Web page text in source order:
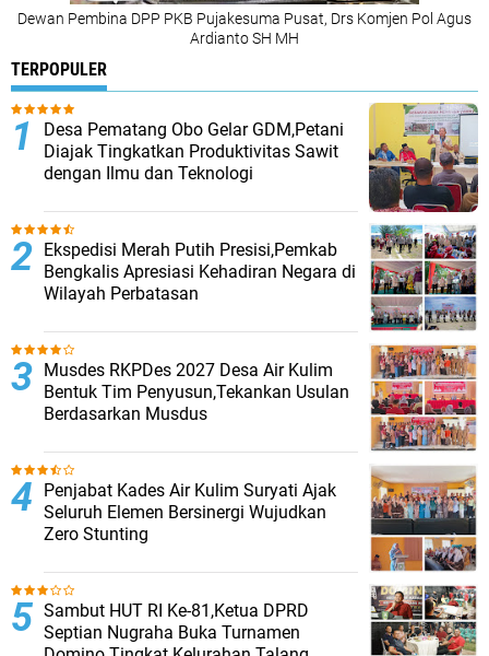
Dewan Pembina DPP PKB Pujakesuma Pusat, Drs Komjen Pol Agus
Ardianto SH MH
TERPOPULER
Desa Pematang Obo Gelar GDM,Petani
Diajak Tingkatkan Produktivitas Sawit
dengan Ilmu dan Teknologi
Ekspedisi Merah Putih Presisi,Pemkab
Bengkalis Apresiasi Kehadiran Negara di
Wilayah Perbatasan
Musdes RKPDes 2027 Desa Air Kulim
Bentuk Tim Penyusun,Tekankan Usulan
Berdasarkan Musdus
Penjabat Kades Air Kulim Suryati Ajak
Seluruh Elemen Bersinergi Wujudkan
Zero Stunting
Sambut HUT RI Ke-81,Ketua DPRD
Septian Nugraha Buka Turnamen